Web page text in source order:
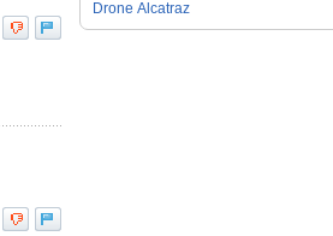
Drone Alcatraz